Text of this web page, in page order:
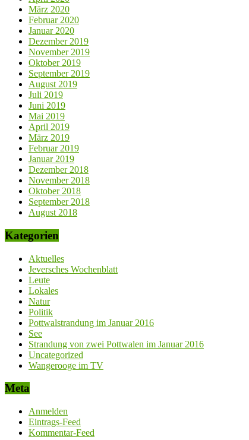
März 2020
Februar 2020
Januar 2020
Dezember 2019
November 2019
Oktober 2019
September 2019
August 2019
Juli 2019
Juni 2019
Mai 2019
April 2019
März 2019
Februar 2019
Januar 2019
Dezember 2018
November 2018
Oktober 2018
September 2018
August 2018
Kategorien
Aktuelles
Jeversches Wochenblatt
Leute
Lokales
Natur
Politik
Pottwalstrandung im Januar 2016
See
Strandung von zwei Pottwalen im Januar 2016
Uncategorized
Wangerooge im TV
Meta
Anmelden
Eintrags-Feed
Kommentar-Feed